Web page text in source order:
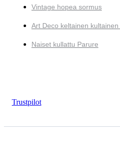
Vintage hopea sormus
Art Deco keltainen
Naiset kullattu Parure
Trustpilot